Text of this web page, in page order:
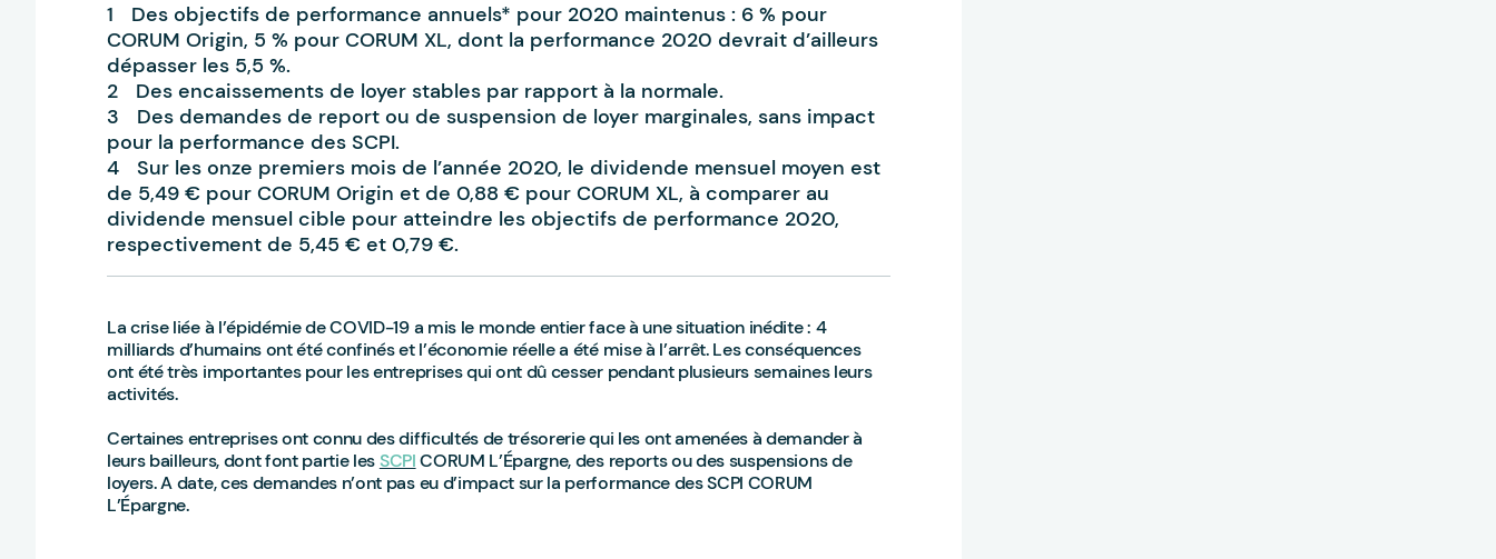
Des objectifs de performance annuels* pour 2020 maintenus : 6 % pour
CORUM Origin, 5 % pour CORUM XL, dont la performance 2020 devrait d’ailleurs
dépasser les 5,5 %.
Des encaissements de loyer stables par rapport à la normale.
Des demandes de report ou de suspension de loyer marginales, sans impact
pour la performance des SCPI.
Sur les onze premiers mois de l’année 2020, le dividende mensuel moyen est
de 5,49 € pour CORUM Origin et de 0,88 € pour CORUM XL, à comparer au
dividende mensuel cible pour atteindre les objectifs de performance 2020,
respectivement de 5,45 € et 0,79 €.
La crise liée à l’épidémie de COVID-19 a mis le monde entier face à une situation inédite : 4
milliards d’humains ont été confinés et l’économie réelle a été mise à l’arrêt. Les conséquences
ont été très importantes pour les entreprises qui ont dû cesser pendant plusieurs semaines leurs
activités.
Certaines entreprises ont connu des difficultés de trésorerie qui les ont amenées à demander à
leurs bailleurs, dont font partie les SCPICORUM L’Épargne, des reports ou des suspensions de
loyers. A date, ces demandes n’ont pas eu d’impact sur la performance des SCPI CORUM
L’Épargne.